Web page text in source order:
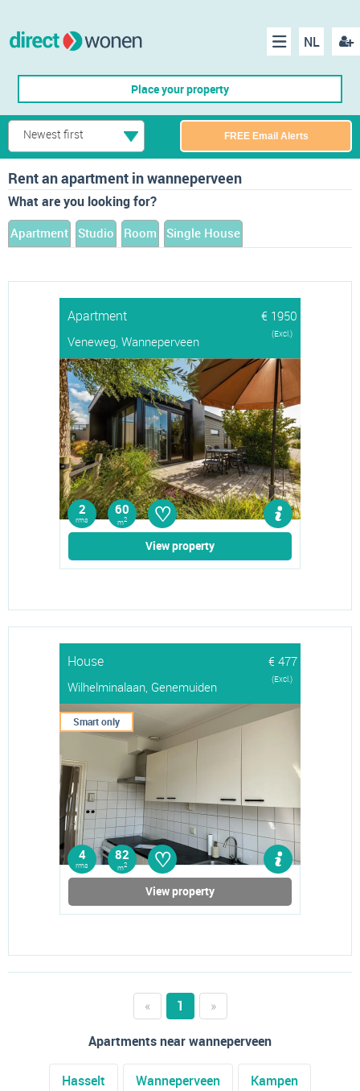
NL
Menu
Place your property
Newest first FREE Email Alerts
Rent an apartment in wanneperveen
What are you looking for?
Apartment Studio Room Single House
Apartment
€ 1950
Veneweg, Wanneperveen
(Excl.)
2
rms
60
m2 ♡
View property
House
€ 477
Wilhelminalaan, Genemuiden
(Excl.)
Smart only
4
rms
82
m2 ♡
View property
« 1
»
Apartments near wanneperveen
Hasselt Wanneperveen Kampen